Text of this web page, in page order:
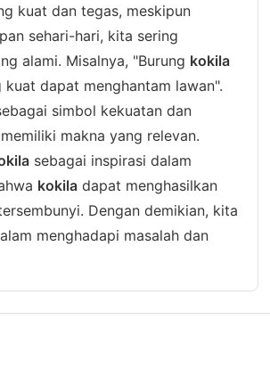
kuat dan tegas, meskipun
sehari-hari, kita sering
alami. Misalnya, "Burung kokila
kuat dapat menghantam lawan".
simbol kekuatan dan
makna yang relevan.
sebagai inspirasi dalam
kokila dapat menghasilkan
Dengan demikian, kita
menghadapi masalah dan